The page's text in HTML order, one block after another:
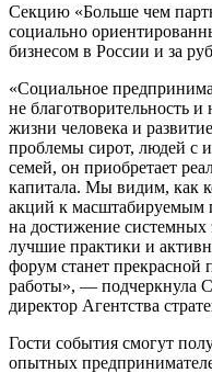
Секцию «Больше чем
социально
бизнесом в России и за
«Социальное
не благотворительность
жизни человека и
проблемы сирот, людей с
семей, он приобретает
капитала. Мы видим, как
акций к масштабируемым
на достижение
лучшие практики и
форум станет прекрасной
работы», — подчеркнула
директор Агентства
Гости события смогут
опытных